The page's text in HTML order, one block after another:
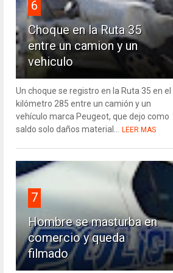
6
Choque en la Ruta 35
entre un camion y un
vehiculo
Un choque se registro en la Ruta 35 en el
kilómetro 285 entre un camión y un
vehículo marca Peugeot, que dejo como
saldo solo daños material... LEER MAS
7
Hombre se masturba en
comercio y queda
filmado